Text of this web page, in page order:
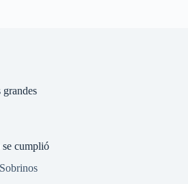
se cumplió